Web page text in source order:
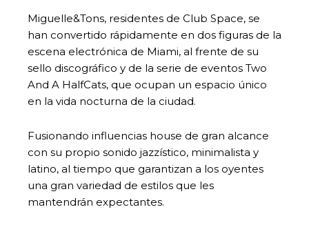
Miguelle&Tons, residentes de Club Space, se
han convertido rápidamente en dos figuras de la
escena electrónica de Miami, al frente de su
sello discográfico y de la serie de eventos Two
And A HalfCats, que ocupan un espacio único
en la vida nocturna de la ciudad.
Fusionando influencias house de gran alcance
con su propio sonido jazzístico, minimalista y
latino, al tiempo que garantizan a los oyentes
una gran variedad de estilos que les
mantendrán expectantes.